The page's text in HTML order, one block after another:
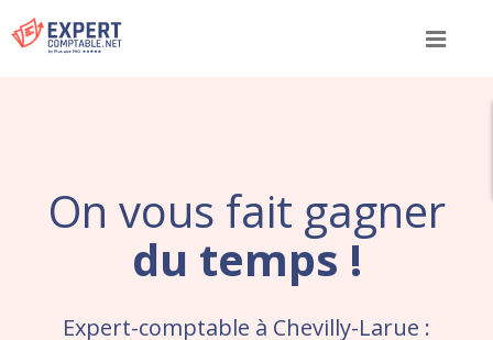
Menu
On vous fait gagner
du temps !
Expert-comptable à Chevilly-Larue :